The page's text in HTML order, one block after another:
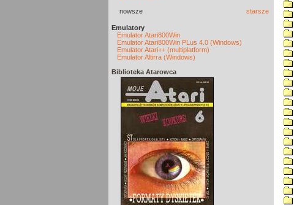
nowsze starsze
Emulatory
Emulator Atari800Win
Emulator Atari800Win PLus 4.0 (Windows)
Emulator Atari++ (multiplatform)
Emulator Altirra (Windows)
Biblioteka Atarowca